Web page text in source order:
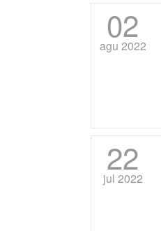
02
agu 2022
22
jul 2022